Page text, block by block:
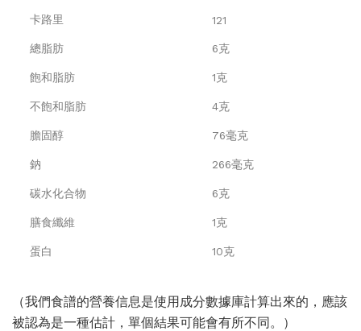
卡路里 121
總脂肪 6克
飽和脂肪 1克
不飽和脂肪 4克
膽固醇 76毫克
鈉 266毫克
碳水化合物 6克
膳食纖維 1克
蛋白 10克
（我們食譜的營養信息是使用成分數據庫計算出來的，應該
被認為是一種估計，單個結果可能會有所不同。）